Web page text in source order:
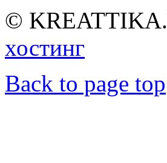
© KREATTIKA.
хостинг
Back to page top